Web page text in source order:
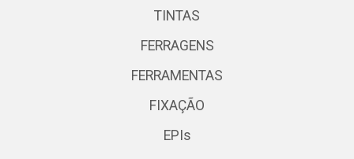
TINTAS
FERRAGENS
FERRAMENTAS
FIXAÇÃO
EPIs